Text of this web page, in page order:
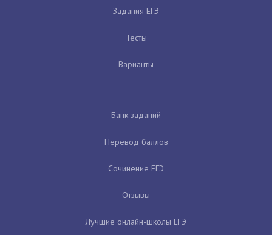
Задания ЕГЭ
Тесты
Варианты
Банк заданий
Перевод баллов
Сочинение ЕГЭ
Отзывы
Лучшие онлайн-школы ЕГЭ